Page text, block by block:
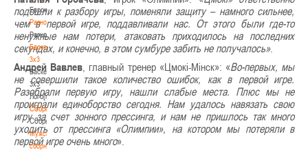
Еврокубки
Разное
Разное
Баскетбол
3х3
Баскетбол
3х3
Лого[modid=121]
Сборные
Сборные
Мужские
сборные
подошли к разбору игры, поменяли защиту – намного сильнее,
чем в первой игре, поддавливали нас. От этого были где-то
ненужные нам потери, атаковать приходилось на последних
секундах, и конечно, в этом сумбуре забить не получалось».
Андрей Вавлев , главный тренер «Цмокі-Мінск»: «Во-первых, мы
не совершили такое количество ошибок, как в первой игре.
Разобрали первую игру, нашли слабые места. Плюс мы не
проиграли единоборство сегодня. Нам удалось навязать свою
игру за счет зонного прессинга, и нам не пришлось так много
уходить от прессинга «Олимпии», на котором мы потеряли в
первой игре очень много».